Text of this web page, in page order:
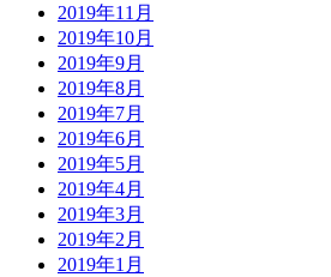
2019年11月
2019年10月
2019年9月
2019年8月
2019年7月
2019年6月
2019年5月
2019年4月
2019年3月
2019年2月
2019年1月